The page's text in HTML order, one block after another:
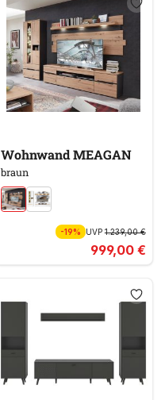
Wohnwand MEAGAN
braun
-19% UVP1.239,00 €
999,00 €